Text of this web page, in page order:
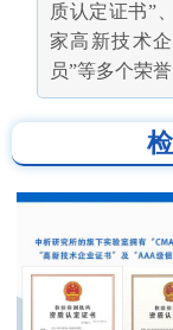
质认定证书”
家高新技术
员”等多个荣誉